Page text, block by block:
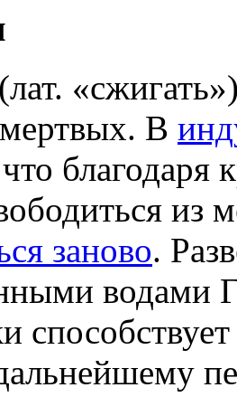
В
что
из
заново.
водами